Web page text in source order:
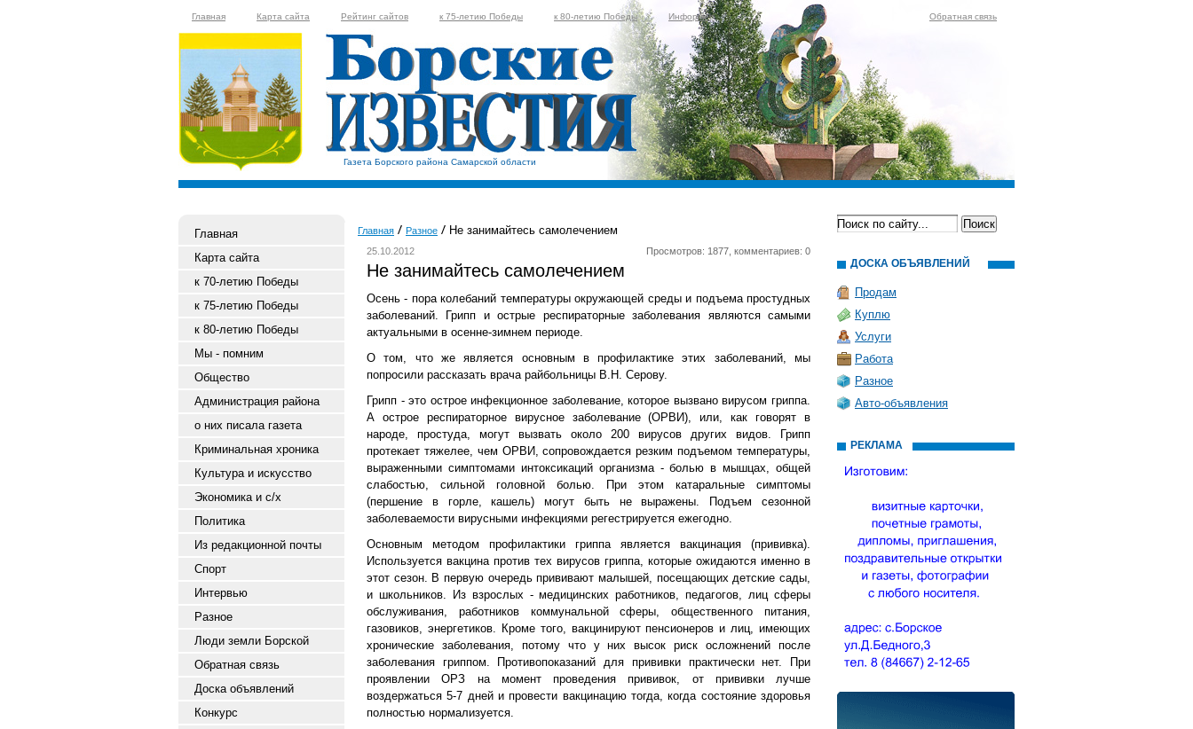
Главная Карта сайта Рейтинг сайтов к 75-летию Победы к 80-летию Победы Информер Обратная связь
Газета Борского района Самарской области
Главная
Карта сайта
к 70-летию Победы
к 75-летию Победы
к 80-летию Победы
Мы - помним
Общество
Администрация района
о них писала газета
Криминальная хроника
Культура и искусство
Экономика и с/х
Политика
Из редакционной почты
Спорт
Интервью
Разное
Люди земли Борской
Обратная связь
Доска объявлений
Конкурс
Главная Разное Не занимайтесь самолечением
25.10.2012 Просмотров: 1877, комментариев: 0
Не занимайтесь самолечением
Осень - пора колебаний температуры окружающей среды и подъема простудных
заболеваний. Грипп и острые респираторные заболевания являются самыми
актуальными в осенне-зимнем периоде.
О том, что же является основным в профилактике этих заболеваний, мы
попросили рассказать врача райбольницы В.Н. Серову.
Грипп - это острое инфекционное заболевание, которое вызвано вирусом гриппа.
А острое респираторное вирусное заболевание (ОРВИ), или, как говорят в
народе, простуда, могут вызвать около 200 вирусов других видов. Грипп
протекает тяжелее, чем ОРВИ, сопровождается резким подъемом температуры,
выраженными симптомами интоксикаций организма - болью в мышцах, общей
слабостью, сильной головной болью. При этом катаральные симптомы
(першение в горле, кашель) могут быть не выражены. Подъем сезонной
заболеваемости вирусными инфекциями регестрируется ежегодно.
Основным методом профилактики гриппа является вакцинация (прививка).
Используется вакцина против тех вирусов гриппа, которые ожидаются именно в
этот сезон. В первую очередь прививают малышей, посещающих детские сады,
и школьников. Из взрослых - медицинских работников, педагогов, лиц сферы
обслуживания, работников коммунальной сферы, общественного питания,
газовиков, энергетиков. Кроме того, вакцинируют пенсионеров и лиц, имеющих
хронические заболевания, потому что у них высок риск осложнений после
заболевания гриппом. Противопоказаний для прививки практически нет. При
проявлении ОРЗ на момент проведения прививок, от прививки лучше
воздержаться 5-7 дней и провести вакцинацию тогда, когда состояние здоровья
полностью нормализуется.
ДОСКА ОБЪЯВЛЕНИЙ
Продам
Куплю
Услуги
Работа
Разное
Авто-объявления
РЕКЛАМА